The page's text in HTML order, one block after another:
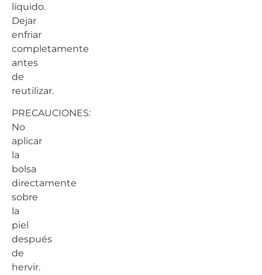
líquido.
Dejar
enfriar
completamente
antes
de
reutilizar.
PRECAUCIONES:
No
aplicar
la
bolsa
directamente
sobre
la
piel
después
de
hervir.